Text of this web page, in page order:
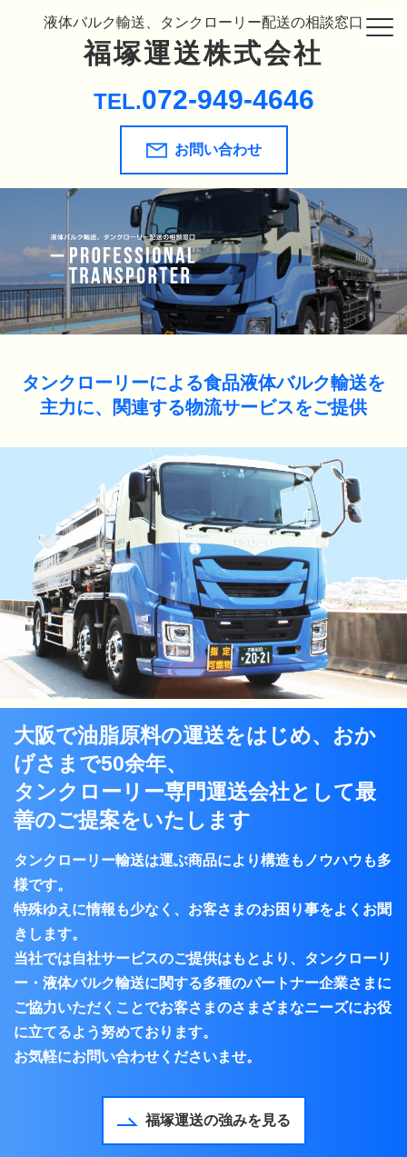
液体バルク輸送、タンクローリー配送の相談窓口
福塚運送株式会社
TEL.072-949-4646
お問い合わせ
タンクローリーによる食品液体バルク輸送を
主力に、関連する物流サービスをご提供
大阪で油脂原料の運送をはじめ、おか
げさまで50余年、
タンクローリー専門運送会社として最
善のご提案をいたします
タンクローリー輸送は運ぶ商品により構造もノウハウも多
様です。
特殊ゆえに情報も少なく、お客さまのお困り事をよくお聞
きします。
当社では自社サービスのご提供はもとより、タンクローリ
ー・液体バルク輸送に関する多種のパートナー企業さまに
ご協力いただくことでお客さまのさまざまなニーズにお役
に立てるよう努めております。
お気軽にお問い合わせくださいませ。
福塚運送の強みを見る